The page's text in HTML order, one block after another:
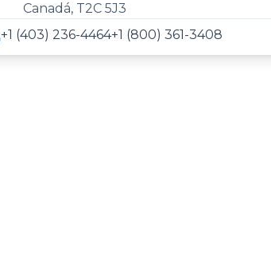
Canadá, T2C 5J3
+1 (403) 236-4464+1 (800) 361-3408